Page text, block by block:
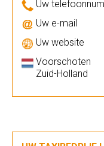
Uw
Uw e-mail
Uw website
Voorschoten
Zuid-Holland